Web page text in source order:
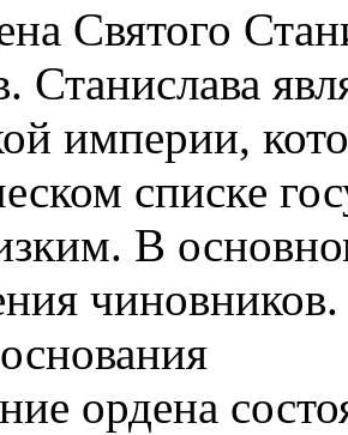
Святого
Станислава
империи,
списке
В
чиновников.
ордена